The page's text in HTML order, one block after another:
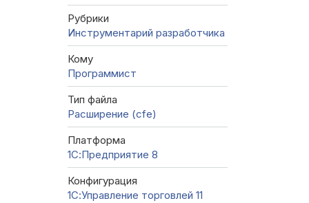
Рубрики
Инструментарий разработчика
Кому
Программист
Тип файла
Расширение (cfe)
Платформа
1С:Предприятие 8
Конфигурация
1С:Управление торговлей 11